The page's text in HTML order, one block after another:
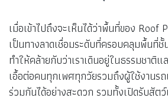
เมื่อเข้าไปถึงจะเห็นได้ว่าพื้นที่ของ
เป็นทางลาดเชื่อมระดับที่ครอบคลุมพื้นที่
ทำให้คล้ายกับว่าเราเดินอยู่ในธรรมชาติ
เอื้อต่อคนทุกเพศทุกวัยรวมถึงผู้ใช้งานร
ร่วมกันได้อย่างสะดวก รวมทั้งเปิดรับสัต